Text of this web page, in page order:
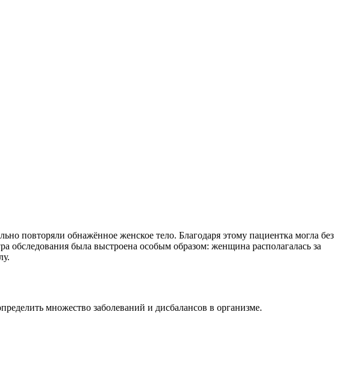
повторяли обнажённое женское тело. Благодаря этому пациентка могла без
обследования была выстроена особым образом: женщина располагалась за
множество заболеваний и дисбалансов в организме.